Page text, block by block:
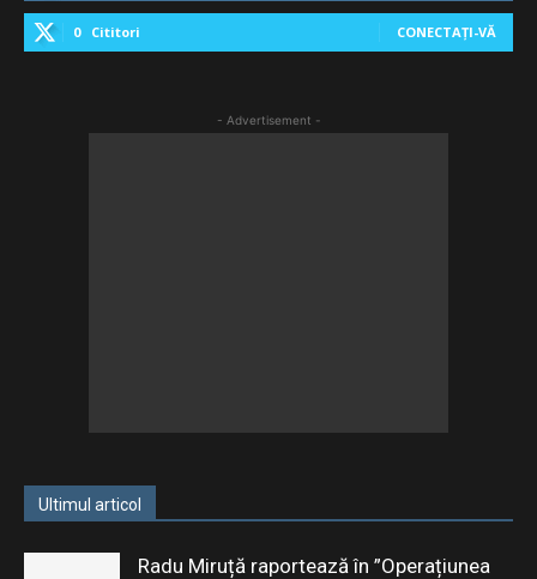
0 Cititori CONECTAȚI-VĂ
- Advertisement -
Ultimul articol
Radu Miruță raportează în ”Operațiunea